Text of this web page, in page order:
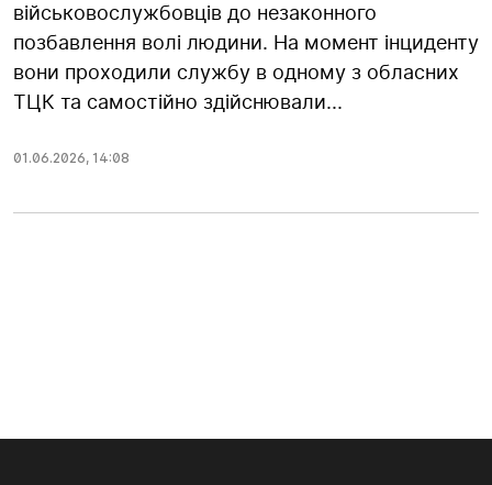
військовослужбовців до незаконного
позбавлення волі людини. На момент інциденту
вони проходили службу в одному з обласних
ТЦК та самостійно здійснювали...
01.06.2026, 14:08